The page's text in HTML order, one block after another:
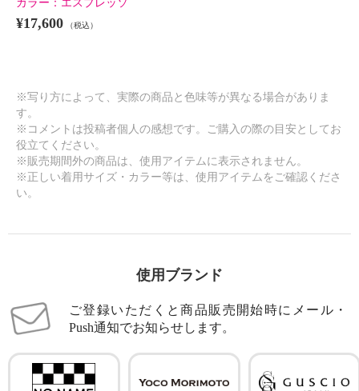
カラー： エスプレッソ
¥17,600 （税込）
※写り方によって、実際の商品と色味等が異なる場合がありま
す。
※コメントは投稿者個人の感想です。ご購入の際の目安としてお
役立てください。
※販売期間外の商品は、使用アイテムに表示されません。
※正しい着用サイズ・カラー等は、使用アイテムをご確認くださ
い。
使用ブランド
ご登録いただくと商品販売開始時にメール・
Push通知でお知らせします。